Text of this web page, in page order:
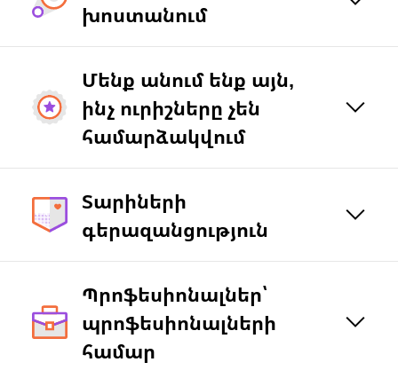
խոստանում
Մենք անում ենք այն,
ինչ ուրիշները չեն
համարձակվում
Տարիների
գերազանցություն
Պրոֆեսիոնալներ՝
պրոֆեսիոնալների
համար